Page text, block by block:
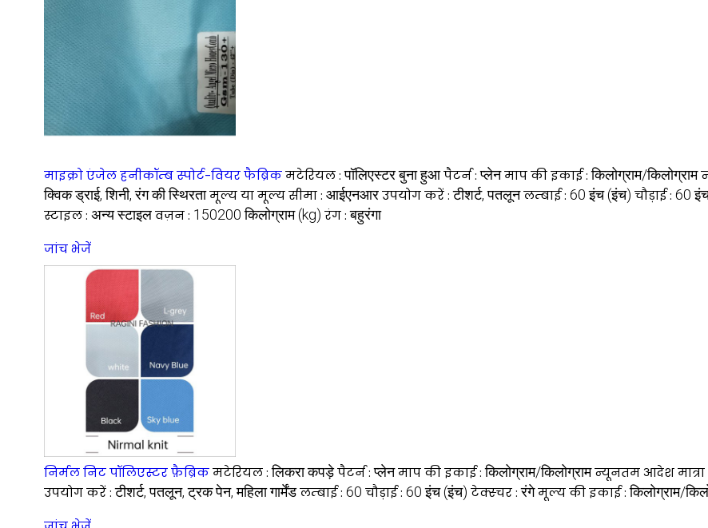
माइक्रो एंजेल हनीकॉम्ब स्पोर्ट-वियर फैब्रिकमटेरियल :पॉलिएस्टर बुना हुआपैटर्न :प्लेनमाप की इकाई :किलोग्राम/किलोग्राम
क्विक ड्राई, शिनी, रंग की स्थिरतामूल्य या मूल्य सीमा : आईएनआरउपयोग करें :टीशर्ट, पतलूनलम्बाई : 60 इंच (इंच) चौड़ाई : 60
स्टाइल : अन्य स्टाइलवज़न : 150200 किलोग्राम (kg) रंग :बहुरंगा
जांच भेजें
निर्मल निट पॉलिएस्टर फ़ैब्रिकमटेरियल :लिकरा कपड़ेपैटर्न :प्लेनमाप की इकाई :किलोग्राम/किलोग्रामन्यूनतम आदेश मात्रा
उपयोग करें :टीशर्ट, पतलून, ट्रक पेन, महिला गार्मेंडलम्बाई : 60 चौड़ाई : 60 इंच (इंच) टेक्स्चर :रंगेमूल्य की इकाई :किलोग्राम/